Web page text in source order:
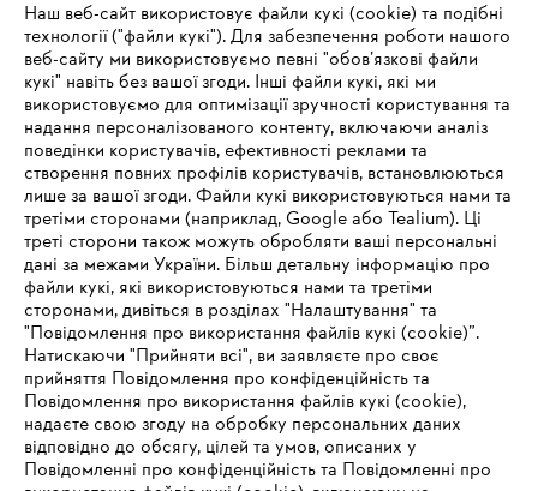
Зареєструватись зараз
#STIHL
Про компанію STIHL
Наш веб-сайт використовує файли кукі (cookie) та подібні
технології ("файли кукі"). Для забезпечення роботи нашого
веб-сайту ми використовуємо певні "обов’язкові файли
кукі" навіть без вашої згоди. Інші файли кукі, які ми
використовуємо для оптимізації зручності користування та
надання персоналізованого контенту, включаючи аналіз
поведінки користувачів, ефективності реклами та
створення повних профілів користувачів, встановлюються
лише за вашої згоди. Файли кукі використовуються нами та
третіми сторонами (наприклад, Google або Tealium). Ці
треті сторони також можуть обробляти ваші персональні
дані за межами України. Більш детальну інформацію про
файли кукі, які використовуються нами та третіми
сторонами, дивіться в розділах "Налаштування" та
"Повідомлення про використання файлів кукі (cookie)”.
Натискаючи "Прийняти всі", ви заявляєте про своє
прийняття Повідомлення про конфіденційність та
Повідомлення про використання файлів кукі (cookie),
надаєте свою згоду на обробку персональних даних
відповідно до обсягу, цілей та умов, описаних у
Повідомленні про конфіденційність та Повідомленні про